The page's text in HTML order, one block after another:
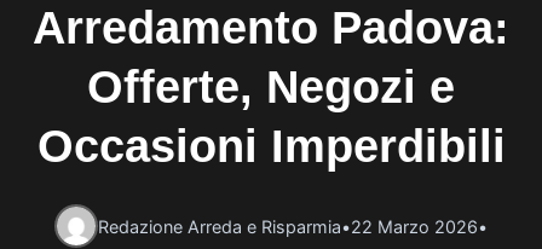
Arredamento Padova:
Offerte, Negozi e
Occasioni Imperdibili
Redazione Arreda e Risparmia•22 Marzo 2026•